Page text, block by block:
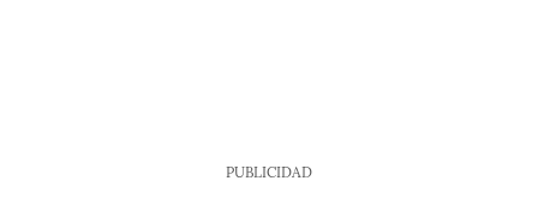
PUBLICIDAD